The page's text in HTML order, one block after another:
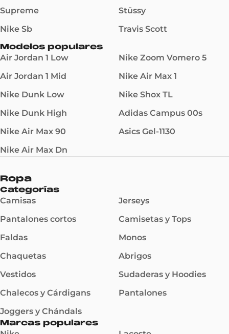
Supreme
Nike Sb
Stüssy
Travis Scott
Modelos populares
Air Jordan 1 Low
Air Jordan 1 Mid
Nike Dunk Low
Nike Dunk High
Nike Air Max 90
Nike Air Max Dn
Nike Zoom Vomero 5
Nike Air Max 1
Nike Shox TL
Adidas Campus 00s
Asics Gel-1130
Ropa
Categorías
Camisas
Pantalones cortos
Faldas
Chaquetas
Vestidos
Chalecos y Cárdigans
Joggers y Chándals
Jerseys
Camisetas y Tops
Monos
Abrigos
Sudaderas y Hoodies
Pantalones
Marcas populares